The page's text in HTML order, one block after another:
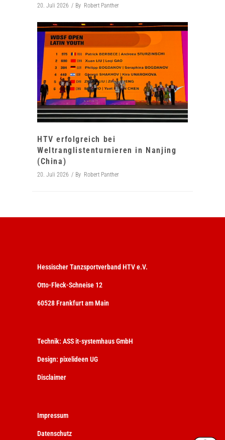
20. Juli 2026 By Robert Panther
HTV erfolgreich bei
Weltranglistenturnieren in Nanjing
(China)
20. Juli 2026 By Robert Panther
Hessischer Tanzsportverband HTV e.V.
Otto-Fleck-Schneise 12
60528 Frankfurt am Main
Technik: ASS it-systemhaus GmbH
Design: pixelideen UG
Disclaimer
Impressum
Datenschutz